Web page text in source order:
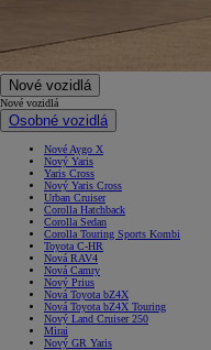
Nové vozidlá
Nové vozidlá
Osobné vozidlá
Nové Aygo X
Nový Yaris
Yaris Cross
Nový Yaris Cross
Urban Cruiser
Corolla Hatchback
Corolla Sedan
Corolla Touring Sports Kombi
Toyota C-HR
Nová RAV4
Nová Camry
Nový Prius
Nová Toyota bZ4X
Nová Toyota bZ4X Touring
Nový Land Cruiser 250
Mirai
Nový GR Yaris